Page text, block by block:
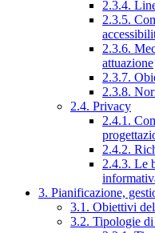
2.3.4.
2.3.5.
2.3.6.
attuazione
2.3.7.
2.3.8.
2.4. Privacy
2.4.1.
2.4.2.
2.4.3. Le
3. Pianificazione,
3.1. Obiettivi
3.2. Tipologie